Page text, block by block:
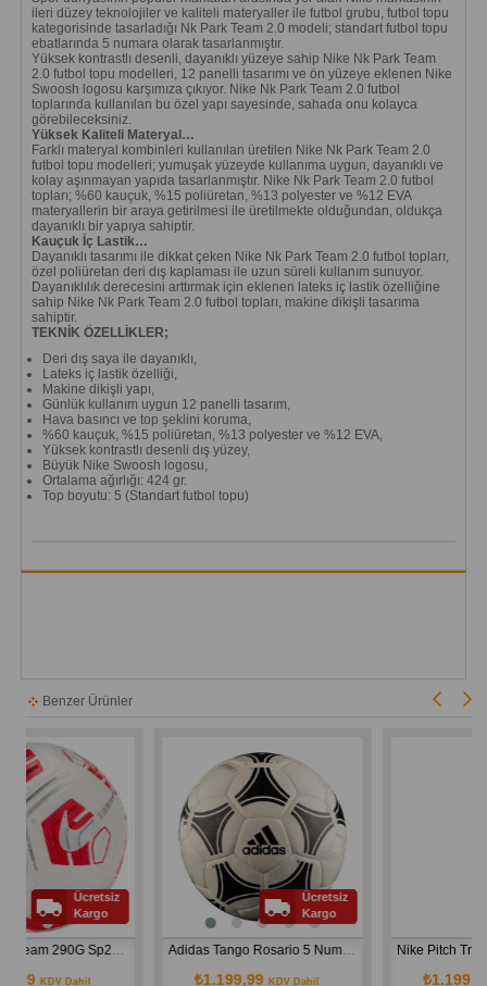
ileri düzey teknolojiler ve kaliteli materyaller ile futbol grubu, futbol topu
kategorisinde tasarladığı Nk Park Team 2.0 modeli; standart futbol topu
ebatlarında 5 numara olarak tasarlanmıştır.
Yüksek kontrastlı desenli, dayanıklı yüzeye sahip Nike Nk Park Team
2.0 futbol topu modelleri, 12 panelli tasarımı ve ön yüzeye eklenen Nike
Swoosh logosu karşımıza çıkıyor. Nike Nk Park Team 2.0 futbol
toplarında kullanılan bu özel yapı sayesinde, sahada onu kolayca
görebileceksiniz.
Yüksek Kaliteli Materyal…
Farklı materyal kombinleri kullanılan üretilen Nike Nk Park Team 2.0
futbol topu modelleri; yumuşak yüzeyde kullanıma uygun, dayanıklı ve
kolay aşınmayan yapıda tasarlanmıştır. Nike Nk Park Team 2.0 futbol
topları; %60 kauçuk, %15 poliüretan, %13 polyester ve %12 EVA
materyallerin bir araya getirilmesi ile üretilmekte olduğundan, oldukça
dayanıklı bir yapıya sahiptir.
Kauçuk İç Lastik…
Dayanıklı tasarımı ile dikkat çeken Nike Nk Park Team 2.0 futbol topları,
özel poliüretan deri dış kaplaması ile uzun süreli kullanım sunuyor.
Dayanıklılık derecesini arttırmak için eklenen lateks iç lastik özelliğine
sahip Nike Nk Park Team 2.0 futbol topları, makine dikişli tasarıma
sahiptir.
TEKNİK ÖZELLİKLER;
Deri dış saya ile dayanıklı,
Lateks iç lastik özelliği,
Makine dikişli yapı,
Günlük kullanım uygun 12 panelli tasarım,
Hava basıncı ve top şeklini koruma,
%60 kauçuk, %15 poliüretan, %13 polyester ve %12 EVA,
Yüksek kontrastlı desenli dış yüzey,
Büyük Nike Swoosh logosu,
Ortalama ağırlığı: 424 gr.
Top boyutu: 5 (Standart futbol topu)
Benzer Ürünler
Nike Nk Strk Team 290G Sp21 Unisex Beyaz Futbol Topu CU8062-100
Dahil
Ücretsiz
Kargo
Adidas Tango Rosario 5 Numara Futbol Topu
₺1.199,99KDV Dahil
Ücretsiz
Kargo
₺1.199,99KDV Dahil